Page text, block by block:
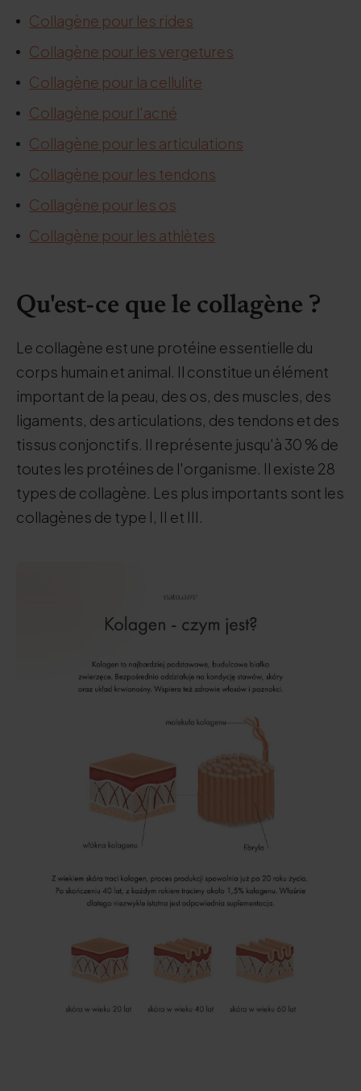
Collagène pour les rides
Collagène pour les vergetures
Collagène pour la cellulite
Collagène pour l'acné
Collagène pour les articulations
Collagène pour les tendons
Collagène pour les os
Collagène pour les athlètes
Qu'est-ce que le collagène ?
Le collagène est une protéine essentielle du
corps humain et animal. Il constitue un élément
important de la peau, des os, des muscles, des
ligaments, des articulations, des tendons et des
tissus conjonctifs. Il représente jusqu'à 30 % de
toutes les protéines de l'organisme. Il existe 28
types de collagène. Les plus importants sont les
collagènes de type I, II et III.